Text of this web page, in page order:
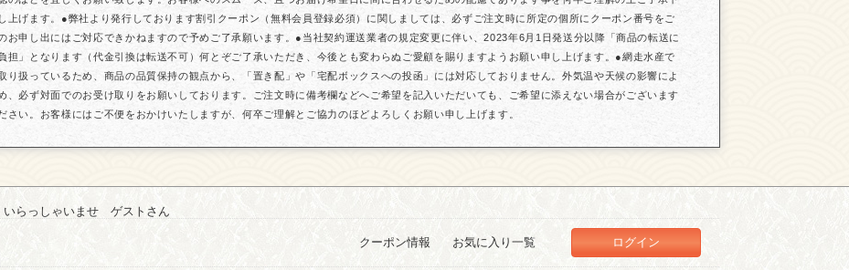
上げます。●弊社より発行しております割引クーポン（無料会員登録必須）に関しましては、必ずご注文時に所定の個所にクーポン番号をご
お申し出にはご対応できかねますので予めご了承願います。●当社契約運送業者の規定変更に伴い、2023年6月1日発送分以降「商品の転送に
担」となります（代金引換は転送不可）何とぞご了承いただき、今後とも変わらぬご愛顧を賜りますようお願い申し上げます。●網走水産で
り扱っているため、商品の品質保持の観点から、「置き配」や「宅配ボックスへの投函」には対応しておりません。外気温や天候の影響によ
、必ず対面でのお受け取りをお願いしております。ご注文時に備考欄などへご希望を記入いただいても、ご希望に添えない場合がございます
さい。お客様にはご不便をおかけいたしますが、何卒ご理解とご協力のほどよろしくお願い申し上げます。
いらっしゃいませ ゲストさん
クーポン情報 お気に入り一覧 ログイン